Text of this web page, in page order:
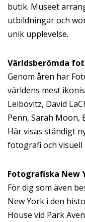
butik. Museet
utbildningar och
unik upplevelse.
Världsberömda
Genom åren har
världens mest
Leibovitz, David
Penn, Sarah Moon,
Här visas ständigt
fotografi och visuell
Fotografiska New
För dig som även
New York i den
House vid Park